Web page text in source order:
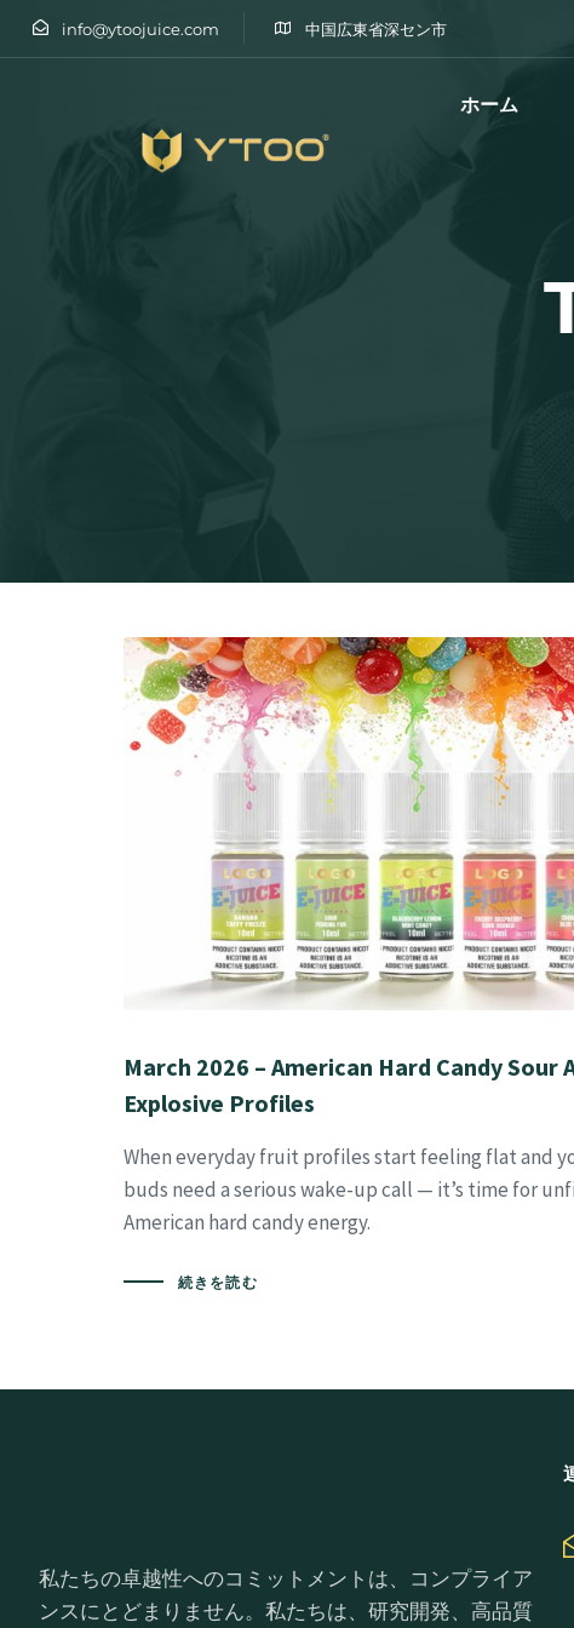
info@ytoojuice.com 中国広東省深セン市
と入力してエンターキーを押す
ホーム
March 2026 – American Hard Candy Sour
Explosive Profiles
When everyday fruit profiles start feeling flat and
buds need a serious wake-up call — it’s time for
American hard candy energy.
続きを読む
私たちの卓越性へのコミットメントは、コンプライア
ンスにとどまりません。私たちは、研究開発、高品質